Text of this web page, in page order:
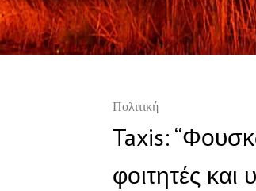
Πολιτική
Taxis:
φοιτητές